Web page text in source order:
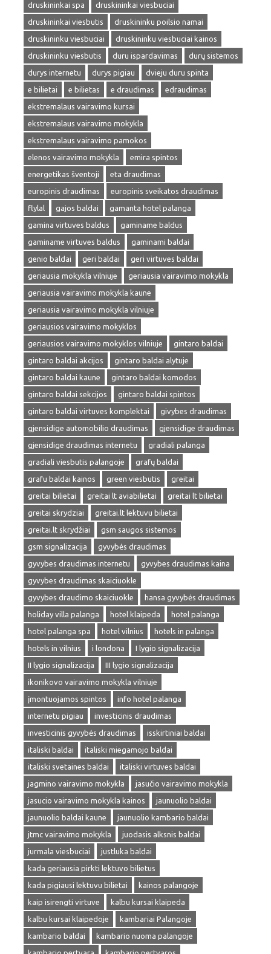
druskininkai spa
druskininkai viesbuciai
druskininkai viesbutis
druskininku poilsio namai
druskininku viesbuciai
druskininku viesbuciai kainos
druskininku viesbutis
duru ispardavimas
durų sistemos
durys internetu
durys pigiau
dvieju duru spinta
e bilietai
e bilietas e draudimas
edraudimas
ekstremalaus vairavimo kursai
ekstremalaus vairavimo mokykla
ekstremalaus vairavimo pamokos
elenos vairavimo mokykla
emira spintos
energetikas šventoji
eta draudimas
europinis draudimas
europinis sveikatos draudimas
flylal
gajos baldai
gamanta hotel palanga
gamina virtuves baldus
gaminame baldus
gaminame virtuves baldus
gaminami baldai
genio baldai
geri baldai
geri virtuves baldai
geriausia mokykla vilniuje
geriausia vairavimo mokykla
geriausia vairavimo mokykla kaune
geriausia vairavimo mokykla vilniuje
geriausios vairavimo mokyklos
geriausios vairavimo mokyklos vilniuje
gintaro baldai
gintaro baldai akcijos
gintaro baldai alytuje
gintaro baldai kaune
gintaro baldai komodos
gintaro baldai sekcijos
gintaro baldai spintos
gintaro baldai virtuves komplektai
givybes draudimas
gjensidige automobilio draudimas
gjensidige draudimas
gjensidige draudimas internetu
gradiali palanga
gradiali viesbutis palangoje
grafų baldai
grafu baldai kainos
green viesbutis
greitai
greitai bilietai
greitai lt aviabilietai
greitai lt bilietai
greitai skrydziai
greitai.lt lektuvu bilietai
greitai.lt skrydžiai
gsm saugos sistemos
gsm signalizacija
gyvybės draudimas
gyvybes draudimas internetu
gyvybes draudimas kaina
gyvybes draudimas skaiciuokle
gyvybes draudimo skaiciuokle
hansa gyvybės draudimas
holiday villa palanga
hotel klaipeda
hotel palanga
hotel palanga spa
hotel vilnius
hotels in palanga
hotels in vilnius
i londona
I lygio signalizacija
II lygio signalizacija
III lygio signalizacija
ikonikovo vairavimo mokykla vilniuje
įmontuojamos spintos
info hotel palanga
internetu pigiau
investicinis draudimas
investicinis gyvybės draudimas
isskirtiniai baldai
italiski baldai
italiski miegamojo baldai
italiski svetaines baldai
italiski virtuves baldai
jagmino vairavimo mokykla
jasučio vairavimo mokykla
jasucio vairavimo mokykla kainos
jaunuolio baldai
jaunuolio baldai kaune
jaunuolio kambario baldai
jtmc vairavimo mokykla
juodasis alksnis baldai
jurmala viesbuciai
justluka baldai
kada geriausia pirkti lektuvo bilietus
kada pigiausi lektuvu bilietai
kainos palangoje
kaip isirengti virtuve
kalbu kursai klaipeda
kalbu kursai klaipedoje
kambariai Palangoje
kambario baldai
kambario nuoma palangoje